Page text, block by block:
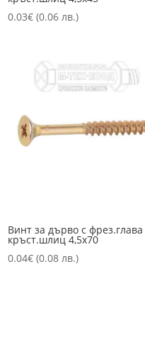
0.03€ (0.06 лв.)
Винт за дърво с
кръст.шлиц 4,5х70
0.04€ (0.08 лв.)